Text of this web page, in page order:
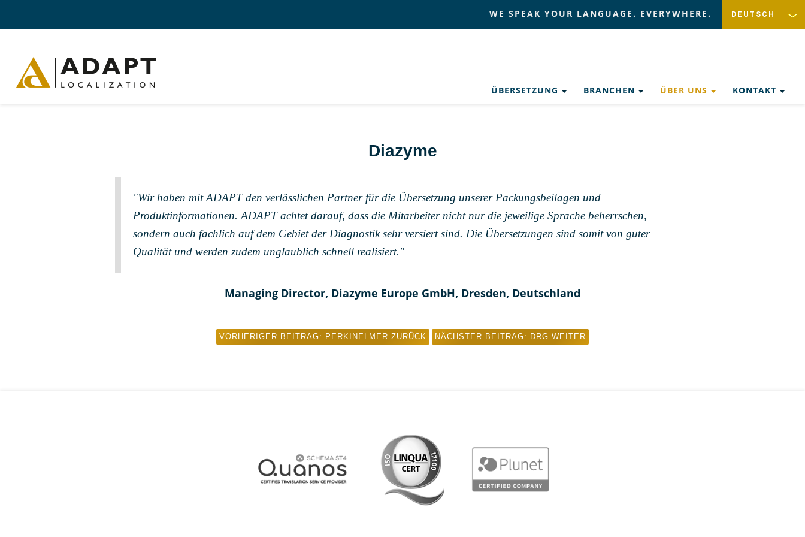
WE SPEAK YOUR LANGUAGE. EVERYWHERE.
ÜBERSETZUNG BRANCHEN ÜBER UNS KONTAKT
Diazyme
"Wir haben mit ADAPT den verlässlichen Partner für die Übersetzung unserer Packungsbeilagen und
Produktinformationen. ADAPT achtet darauf, dass die Mitarbeiter nicht nur die jeweilige Sprache beherrschen,
sondern auch fachlich auf dem Gebiet der Diagnostik sehr versiert sind. Die Übersetzungen sind somit von guter
Qualität und werden zudem unglaublich schnell realisiert."
Managing Director, Diazyme Europe GmbH, Dresden, Deutschland
VORHERIGER BEITRAG: PERKINELMER ZURÜCK NÄCHSTER BEITRAG: DRG WEITER